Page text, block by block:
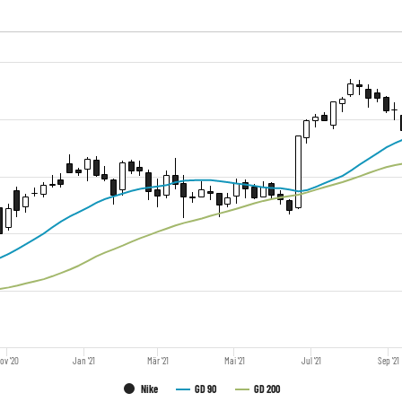
Nike GD 90 GD 200
Jan '21 Jul '21
'20 Mär '21 Mai '21 Sep '21